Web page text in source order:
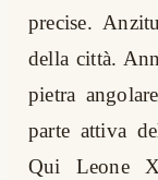
precise.
della città.
pietra
parte attiva
Qui Leone